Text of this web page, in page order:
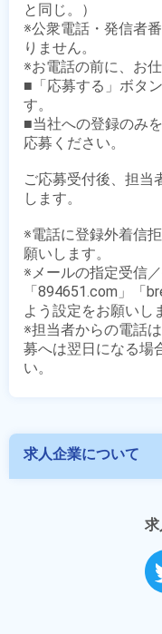
と同じ。）
※公衆電話・発信者
りません。
※お電話の前に、お
■「応募する」ボタ
す。
■当社への登録のみ
応募ください。
ご応募受付後、担当
します。
※電話に登録外着信
願いします。
※メールの指定受信
「894651.com」「
よう設定をお願いし
※担当者からの電話
募へは翌日になる場
求人企業について